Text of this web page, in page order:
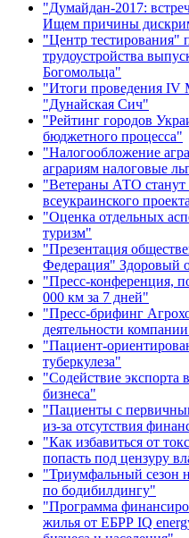
"Думайдан-2017:
Ищем причины
"Центр тестирования"
трудоустройства
Богомольца"
"Итоги проведения IV
"Дунайская Сич"
"Рейтинг городов
бюджетного процесса"
"Налогообложение
аграриям налоговые
"Ветераны АТО
всеукраинского
"Оценка отдельных
туризм"
"Презентация
Федерация" Здоровый
"Пресс-конференция,
000 км за 7 дней"
"Пресс-брифинг
деятельности
"Пациент-
туберкулеза"
"Содействие экспорта
бизнеса"
"Пациенты с
из-за отсутствия
"Как избавиться от
попасть под цензуру
"Триумфальный сезон
по бодибилдингу"
"Программа
жилья от ЕБРР IQ